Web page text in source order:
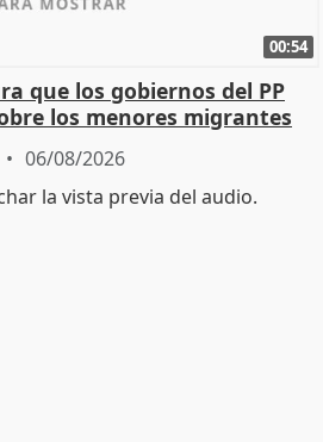
00:54
que los gobiernos del PP
los menores migrantes
06/08/2026